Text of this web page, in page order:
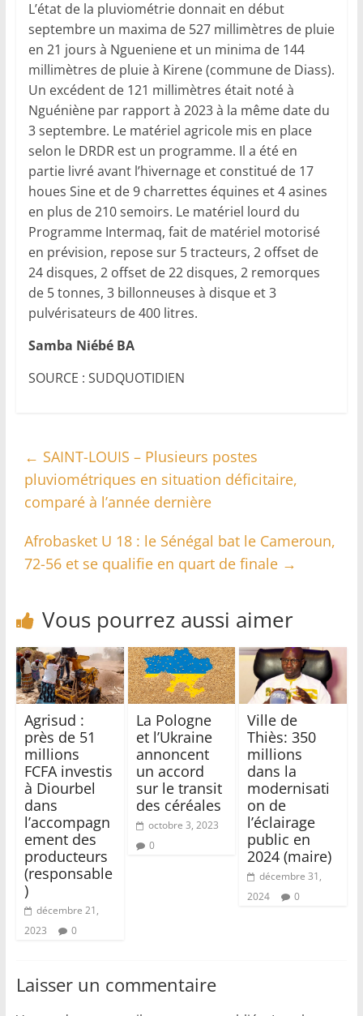
L’état de la pluviométrie donnait en début
septembre un maxima de 527 millimètres de pluie
en 21 jours à Ngueniene et un minima de 144
millimètres de pluie à Kirene (commune de Diass).
Un excédent de 121 millimètres était noté à
Nguéniène par rapport à 2023 à la même date du
3 septembre. Le matériel agricole mis en place
selon le DRDR est un programme. Il a été en
partie livré avant l’hivernage et constitué de 17
houes Sine et de 9 charrettes équines et 4 asines
en plus de 210 semoirs. Le matériel lourd du
Programme Intermaq, fait de matériel motorisé
en prévision, repose sur 5 tracteurs, 2 offset de
24 disques, 2 offset de 22 disques, 2 remorques
de 5 tonnes, 3 billonneuses à disque et 3
pulvérisateurs de 400 litres.
Samba Niébé BA
SOURCE : SUDQUOTIDIEN
← SAINT-LOUIS – Plusieurs postes
pluviométriques en situation déficitaire,
comparé à l’année dernière
Afrobasket U 18 : le Sénégal bat le Cameroun,
72-56 et se qualifie en quart de finale →
Vous pourrez aussi aimer
Agrisud :
près de 51
millions
FCFA investis
à Diourbel
dans
l’accompagn
ement des
producteurs
(responsable
)
décembre 21,
2023
0
La Pologne
et l’Ukraine
annoncent
un accord
sur le transit
des céréales
octobre 3, 2023
0
Ville de
Thiès: 350
millions
dans la
modernisati
on de
l’éclairage
public en
2024 (maire)
décembre 31,
2024
0
Laisser un commentaire